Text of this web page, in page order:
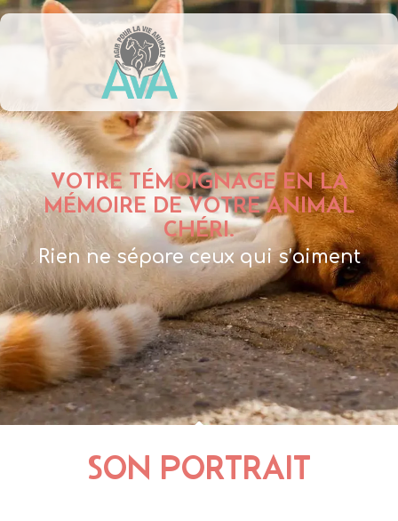
VOTRE TÉMOIGNAGE EN LA
MÉMOIRE DE VOTRE ANIMAL
CHÉRI.
Rien ne sépare ceux qui s’aiment
SON PORTRAIT